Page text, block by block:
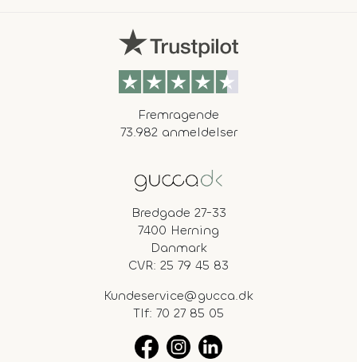
Fremragende
73.982 anmeldelser
Bredgade 27-33
7400 Herning
Danmark
CVR: 25 79 45 83
Kundeservice@gucca.dk
Tlf: 70 27 85 05